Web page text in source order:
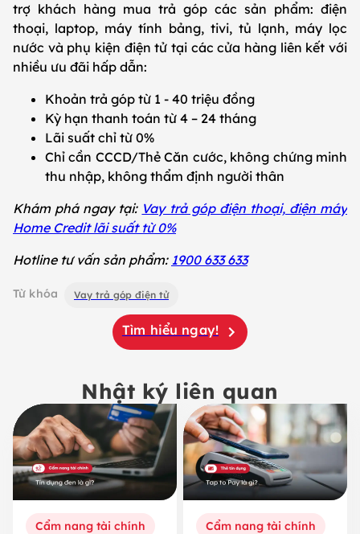
trợ khách hàng mua trả góp các sản phẩm: điện
thoại, laptop, máy tính bảng, tivi, tủ lạnh, máy lọc
nước và phụ kiện điện tử tại các cửa hàng liên kết với
nhiều ưu đãi hấp dẫn:
Khoản trả góp từ 1 - 40 triệu đồng
Kỳ hạn thanh toán từ 4 – 24 tháng
Lãi suất chỉ từ 0%
Chỉ cần CCCD/Thẻ Căn cước, không chứng minh
thu nhập, không thẩm định người thân
Khám phá ngay tại: Vay trả góp điện thoại, điện máy
Home Credit lãi suất từ 0%
Hotline tư vấn sản phẩm: 1900 633 633
Từ khóa Vay trả góp điện tử
Tìm hiểu ngay!
Nhật ký liên quan
Cẩm nang tài chính Cẩm nang tài chính